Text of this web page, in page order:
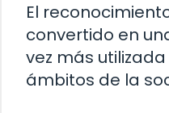
El
convertido en
vez más
ámbitos de la